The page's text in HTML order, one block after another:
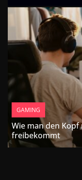
GAMING
Wie man den Kopf
freibekommt